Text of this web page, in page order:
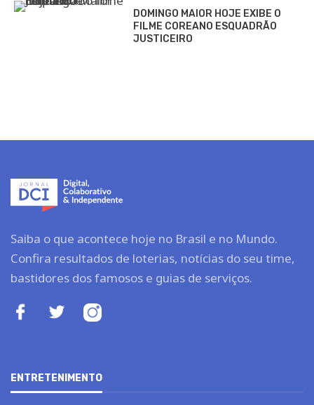
DOMINGO MAIOR HOJE EXIBE O
FILME COREANO ESQUADRÃO
JUSTICEIRO
Saiba o que acontece hoje no Brasil e no Mundo.
Confira resultados de loterias, notícias do seu time,
bastidores dos famosos e guias de serviços.
ENTRETENIMENTO